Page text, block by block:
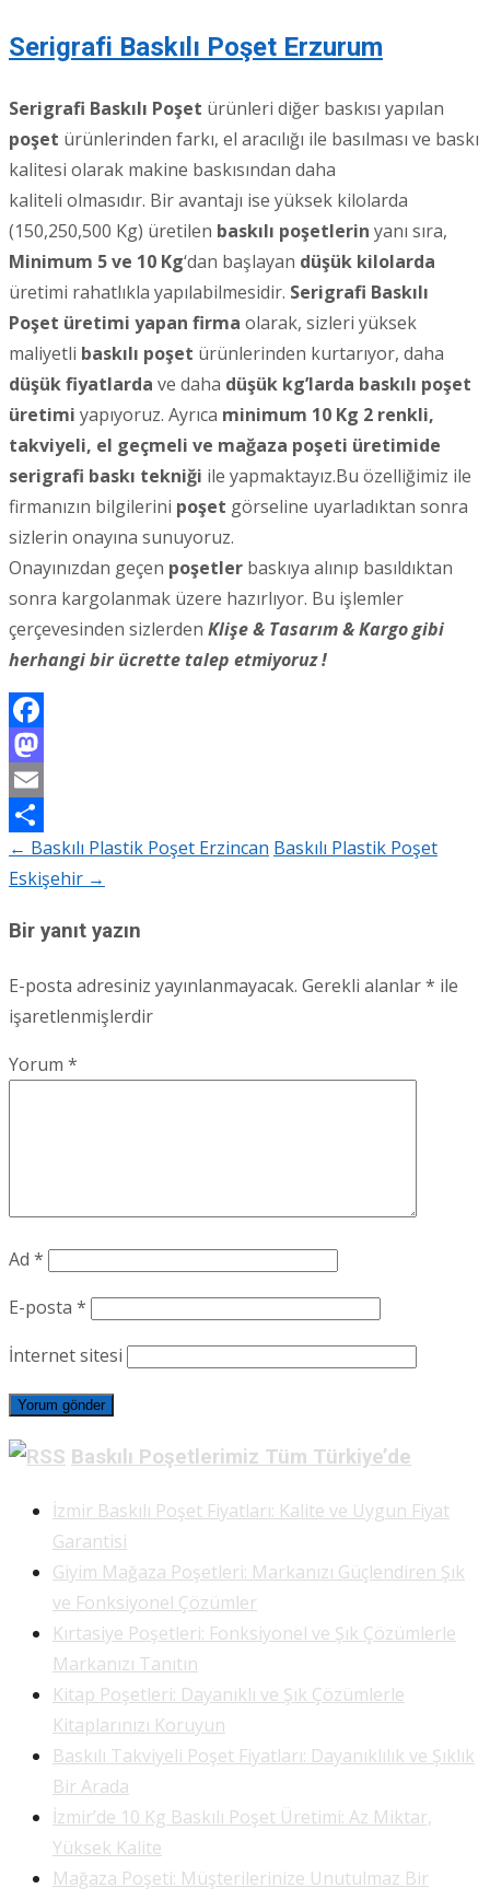
Serigrafi Baskılı Poşet Erzurum
Serigrafi Baskılı Poşet ürünleri diğer baskısı yapılan
poşet ürünlerinden farkı, el aracılığı ile basılması ve baskı
kalitesi olarak makine baskısından daha
kaliteli olmasıdır. Bir avantajı ise yüksek kilolarda
(150,250,500 Kg) üretilen baskılı poşetlerin yanı sıra,
Minimum 5 ve 10 Kg‘dan başlayan düşük kilolarda
üretimi rahatlıkla yapılabilmesidir. Serigrafi Baskılı
Poşet üretimi yapan firma olarak, sizleri yüksek
maliyetli baskılı poşet ürünlerinden kurtarıyor, daha
düşük fiyatlarda ve daha düşük kg’larda baskılı poşet
üretimi yapıyoruz. Ayrıca minimum 10 Kg 2 renkli,
takviyeli, el geçmeli ve mağaza poşeti üretimide
serigrafi baskı tekniği ile yapmaktayız.Bu özelliğimiz ile
firmanızın bilgilerini poşet görseline uyarladıktan sonra
sizlerin onayına sunuyoruz.
Onayınızdan geçen poşetler baskıya alınıp basıldıktan
sonra kargolanmak üzere hazırlıyor. Bu işlemler
çerçevesinden sizlerden Klişe & Tasarım & Kargo gibi
herhangi bir ücrette talep etmiyoruz !
Facebook
Mastodon
Email
Share
Post
← Baskılı Plastik Poşet Erzincan Baskılı Plastik Poşet
Eskişehir →
Bir yanıt yazın
E-posta adresiniz yayınlanmayacak. Gerekli alanlar* ile
işaretlenmişlerdir
Yorum *
Ad *
E-posta *
İnternet sitesi
Baskılı Poşetlerimiz Tüm Türkiye’de
İzmir Baskılı Poşet Fiyatları: Kalite ve Uygun Fiyat
Garantisi
Giyim Mağaza Poşetleri: Markanızı Güçlendiren Şık
ve Fonksiyonel Çözümler
Kırtasiye Poşetleri: Fonksiyonel ve Şık Çözümlerle
Markanızı Tanıtın
Kitap Poşetleri: Dayanıklı ve Şık Çözümlerle
Kitaplarınızı Koruyun
Baskılı Takviyeli Poşet Fiyatları: Dayanıklılık ve Şıklık
Bir Arada
İzmir’de 10 Kg Baskılı Poşet Üretimi: Az Miktar,
Yüksek Kalite
Mağaza Poşeti: Müşterilerinize Unutulmaz Bir